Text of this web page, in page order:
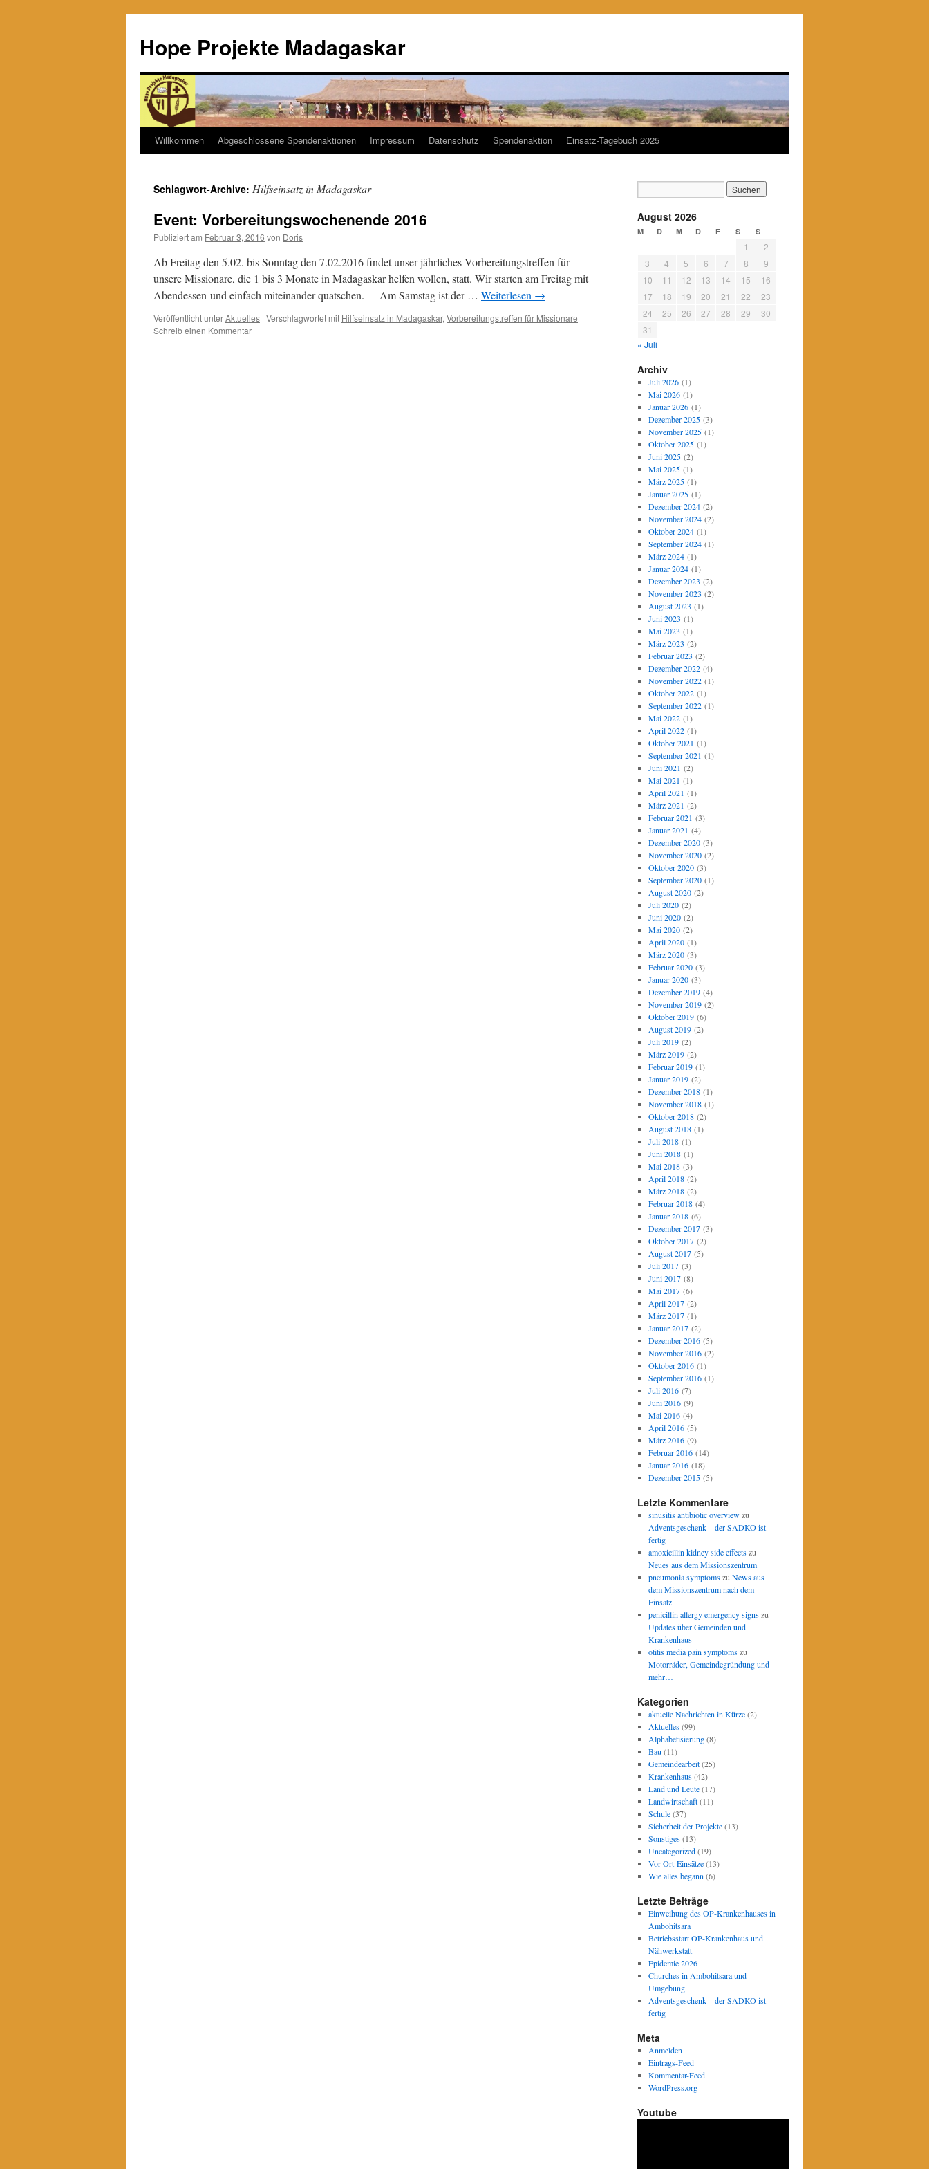
Hope Projekte Madagaskar
Zum
springen
Willkommen Abgeschlossene Spendenaktionen Impressum Datenschutz Spendenaktion Einsatz-Tagebuch 2025
Schlagwort-Archive: Hilfseinsatz in Madagaskar
Event: Vorbereitungswochenende 2016
Publiziert am Februar 3, 2016 von Doris
Ab Freitag den 5.02. bis Sonntag den 7.02.2016 findet unser jährliches Vorbereitungstreffen für
unsere Missionare, die 1 bis 3 Monate in Madagaskar helfen wollen, statt. Wir starten am Freitag mit
Abendessen und einfach miteinander quatschen. Am Samstag ist der … Weiterlesen →
Veröffentlicht unterAktuelles | Verschlagwortet mit Hilfseinsatz in Madagaskar, Vorbereitungstreffen für Missionare |
Schreib einen Kommentar
August 2026
M D M D F S S
1
2
3
4 5 6 7 8
9
10
11 12 13 14 15
16
17
18 19 20 21 22
23
24
25 26 27 28 29
30
31
« Juli
Archiv
Juli 2026(1)
Mai 2026(1)
Januar 2026(1)
Dezember 2025(3)
November 2025(1)
Oktober 2025(1)
Juni 2025(2)
Mai 2025(1)
März 2025(1)
Januar 2025(1)
Dezember 2024(2)
November 2024(2)
Oktober 2024(1)
September 2024(1)
März 2024(1)
Januar 2024(1)
Dezember 2023 (2)
November 2023 (2)
August 2023 (1)
Juni 2023 (1)
Mai 2023 (1)
März 2023 (2)
Februar 2023 (2)
Dezember 2022(4)
November 2022(1)
Oktober 2022(1)
September 2022(1)
Mai 2022(1)
April 2022(1)
Oktober 2021 (1)
September 2021 (1)
Juni 2021 (2)
Mai 2021 (1)
April 2021 (1)
März 2021 (2)
Februar 2021 (3)
Januar 2021 (4)
Dezember 2020(3)
November 2020(2)
Oktober 2020(3)
September 2020(1)
August 2020(2)
Juli 2020(2)
Juni 2020(2)
Mai 2020(2)
April 2020(1)
März 2020(3)
Februar 2020(3)
Januar 2020(3)
Dezember 2019(4)
November 2019(2)
Oktober 2019(6)
August 2019(2)
Juli 2019(2)
März 2019(2)
Februar 2019(1)
Januar 2019(2)
Dezember 2018(1)
November 2018(1)
Oktober 2018(2)
August 2018(1)
Juli 2018(1)
Juni 2018(1)
Mai 2018(3)
April 2018(2)
März 2018(2)
Februar 2018(4)
Januar 2018(6)
Dezember 2017(3)
Oktober 2017(2)
August 2017(5)
Juli 2017(3)
Juni 2017(8)
Mai 2017(6)
April 2017(2)
März 2017(1)
Januar 2017(2)
Dezember 2016(5)
November 2016(2)
Oktober 2016(1)
September 2016(1)
Juli 2016(7)
Juni 2016(9)
Mai 2016(4)
April 2016(5)
März 2016(9)
Februar 2016(14)
Januar 2016(18)
Dezember 2015(5)
Letzte Kommentare
sinusitis antibiotic overviewzu
Adventsgeschenk – der SADKO ist
fertig
amoxicillin kidney side effectszu
Neues aus dem Missionszentrum
pneumonia symptomszu News aus
dem Missionszentrum nach dem
Einsatz
penicillin allergy emergency signszu
Updates über Gemeinden und
Krankenhaus
otitis media pain symptomszu
Motorräder, Gemeindegründung und
mehr…
Kategorien
aktuelle Nachrichten in Kürze(2)
Aktuelles(99)
Alphabetisierung(8)
Bau (11)
Gemeindearbeit(25)
Krankenhaus(42)
Land und Leute(17)
Landwirtschaft(11)
Schule(37)
Sicherheit der Projekte(13)
Sonstiges(13)
Uncategorized(19)
Vor-Ort-Einsätze(13)
Wie alles begann (6)
Letzte Beiträge
Einweihung des OP-Krankenhauses in
Ambohitsara
Betriebsstart OP-Krankenhaus und
Nähwerkstatt
Epidemie 2026
Churches in Ambohitsara und
Umgebung
Adventsgeschenk – der SADKO ist
fertig
Meta
Anmelden
Eintrags-Feed
Kommentar-Feed
WordPress.org
Youtube